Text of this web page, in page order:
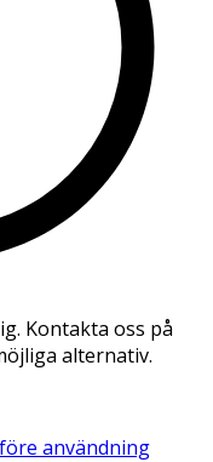
Kontakta oss på
alternativ.
användning